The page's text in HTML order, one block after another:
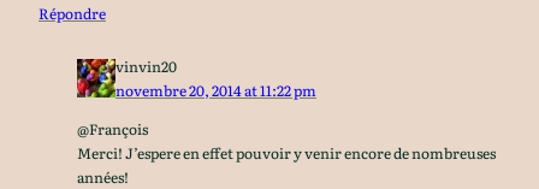
Répondre
vinvin20
novembre 20, 2014 at 11:22 pm
@François
Merci! J’espere en effet pouvoir y venir encore de nombreuses
années!